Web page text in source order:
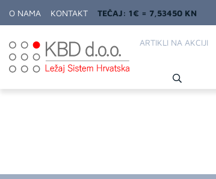
O NAMA KONTAKT TEČAJ: 1€ = 7,53450 KN
ARTIKLI NA AKCIJI